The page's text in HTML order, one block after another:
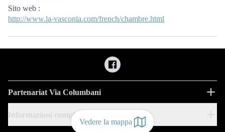
Vedere la mappa
Sito web :
http://www.la-vasconia.com/french/chambre.html
Partenariat Via Columbani
Informazioni complementari